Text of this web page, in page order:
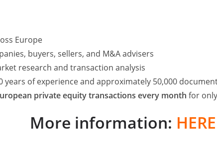
Capital, München)
Venture Capital, München)
Capital, München)
München)
Europe
buyers, sellers, and M&A advisers
research and transaction analysis
of experience and approximately 50,000
private equity transactions every month for only
More information: HERE